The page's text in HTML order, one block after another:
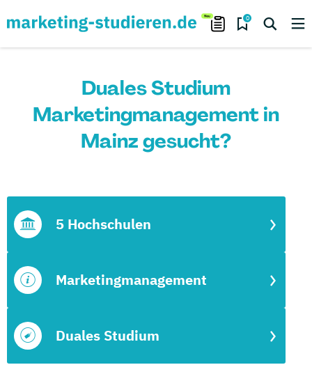
0
Duales Studium
Marketingmanagement in
Mainz gesucht?
Duales Studium
Marketingmanagement
5 Hochschulen